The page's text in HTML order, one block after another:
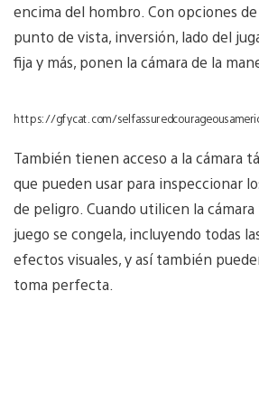
encima del hombro. Con opciones
punto de vista, inversión, lado del
fija y más, ponen la cámara de la
https://gfycat.com/
También tienen acceso a la cámara
que pueden usar para inspeccionar
de peligro. Cuando utilicen la
juego se congela, incluyendo todas
efectos visuales, y así también
toma perfecta.